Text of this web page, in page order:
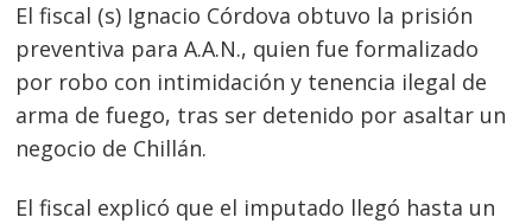
El fiscal (s) Ignacio Córdova obtuvo la prisión
preventiva para A.A.N., quien fue formalizado
por robo con intimidación y tenencia ilegal de
arma de fuego, tras ser detenido por asaltar un
negocio de Chillán.
El fiscal explicó que el imputado llegó hasta un